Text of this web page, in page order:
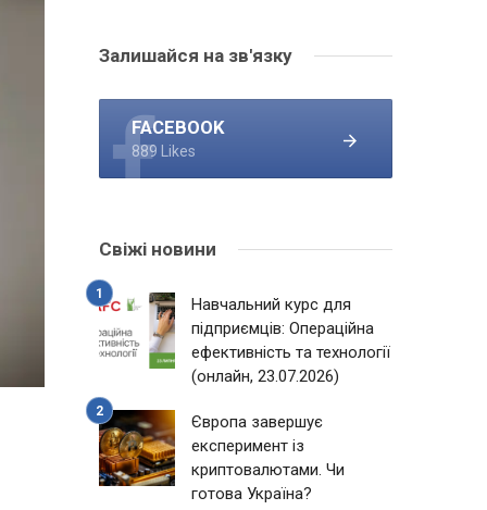
Залишайся на зв'язку
FACEBOOK
889 Likes
Свіжі новини
Навчальний курс для
підприємців: Операційна
ефективність та технології
(онлайн, 23.07.2026)
Європа завершує
експеримент із
криптовалютами. Чи
готова Україна?